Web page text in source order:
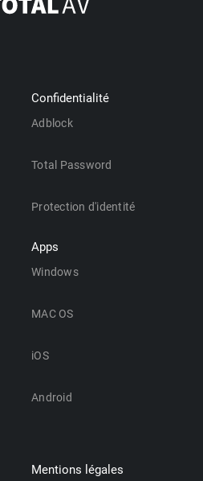
Confidentialité
Adblock
Total Password
Protection d'identité
Apps
Windows
MAC OS
iOS
Android
Mentions légales